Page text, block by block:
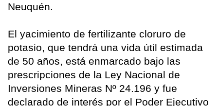
Neuquén.
El yacimiento de fertilizante cloruro de
potasio, que tendrá una vida útil estimada
de 50 años, está enmarcado bajo las
prescripciones de la Ley Nacional de
Inversiones Mineras Nº 24.196 y fue
declarado de interés por el Poder Ejecutivo